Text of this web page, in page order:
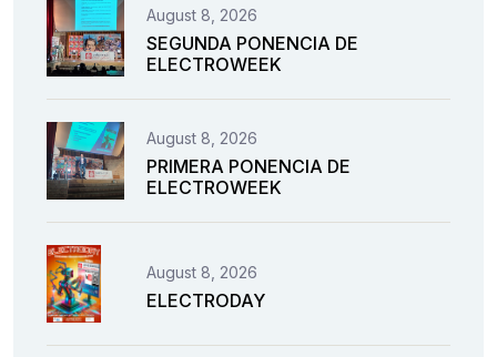
August 8, 2026
SEGUNDA PONENCIA DE
ELECTROWEEK
August 8, 2026
PRIMERA PONENCIA DE
ELECTROWEEK
August 8, 2026
ELECTRODAY